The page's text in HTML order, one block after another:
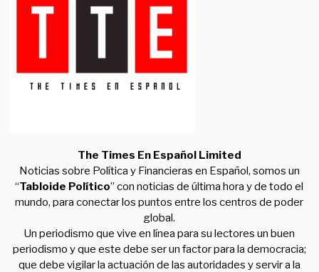
The Times En Español Limited
Noticias sobre Política y Financieras en Español, somos un
“Tabloide Político” con noticias de última hora y de todo el
mundo, para conectar los puntos entre los centros de poder
global.
Un periodismo que vive en línea para su lectores un buen
periodismo y que este debe ser un factor para la democracia;
que debe vigilar la actuación de las autoridades y servir a la